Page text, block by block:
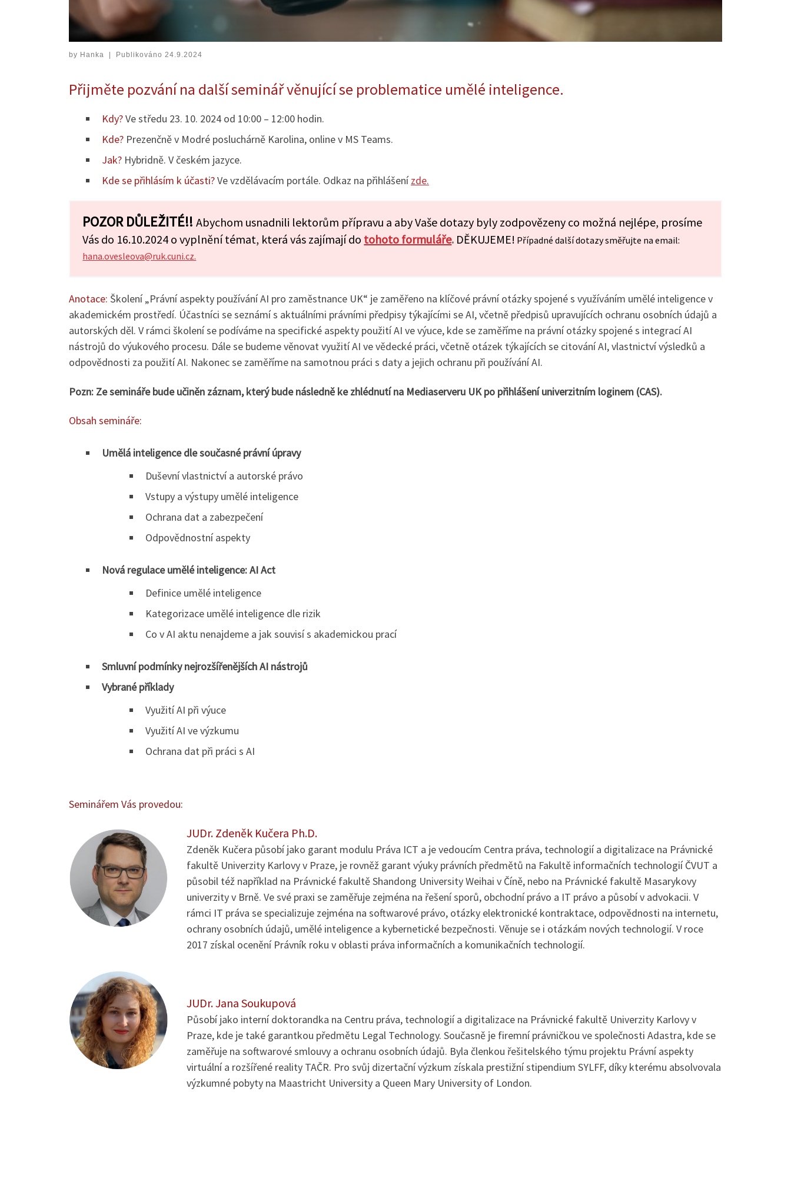
by Hanka Publikováno 24.9.2024
Přijměte pozvání na další seminář věnující se problematice umělé inteligence.
Kdy?Ve středu 23. 10. 2024 od 10:00 – 12:00 hodin.
Kde? Prezenčně v Modré posluchárně Karolina, online v MS Teams.
Jak? Hybridně. V českém jazyce.
Kde se přihlásím k účasti?Ve vzdělávacím portále. Odkaz na přihlášenízde.
POZOR DŮLEŽITÉ!! Abychom usnadnili lektorům přípravu a aby Vaše dotazy byly zodpovězeny co možná nejlépe, prosíme
Vás do 16.10.2024 o vyplnění témat, která vás zajímají do tohoto formuláře. DĚKUJEME! Případné další dotazy směřujte na email:
hana.ovesleova@ruk.cuni.cz.
Anotace: Školení „Právní aspekty používání AI pro zaměstnance UK“ je zaměřeno na klíčové právní otázky spojené s využíváním umělé inteligence v
akademickém prostředí. Účastníci se seznámí s aktuálními právními předpisy týkajícími se AI, včetně předpisů upravujících ochranu osobních údajů a
autorských děl. V rámci školení se podíváme na specifické aspekty použití AI ve výuce, kde se zaměříme na právní otázky spojené s integrací AI
nástrojů do výukového procesu. Dále se budeme věnovat využití AI ve vědecké práci, včetně otázek týkajících se citování AI, vlastnictví výsledků a
odpovědnosti za použití AI. Nakonec se zaměříme na samotnou práci s daty a jejich ochranu při používání AI.
Pozn: Ze semináře bude učiněn záznam, který bude následně ke zhlédnutí na Mediaserveru UK po přihlášení univerzitním loginem (CAS).
Obsah semináře:
Umělá inteligence dle současné právní úpravy
Duševní vlastnictví a autorské právo
Vstupy a výstupy umělé inteligence
Ochrana dat a zabezpečení
Odpovědnostní aspekty
Nová regulace umělé inteligence: AI Act
Definice umělé inteligence
Kategorizace umělé inteligence dle rizik
Co v AI aktu nenajdeme a jak souvisí s akademickou prací
Smluvní podmínky nejrozšířenějších AI nástrojů
Vybrané příklady
Využití AI při výuce
Využití AI ve výzkumu
Ochrana dat při práci s AI
Seminářem Vás provedou:
JUDr. Zdeněk Kučera Ph.D.
Zdeněk Kučera působí jako garant modulu Práva ICT a je vedoucím Centra práva, technologií a digitalizace na Právnické
fakultě Univerzity Karlovy v Praze, je rovněž garant výuky právních předmětů na Fakultě informačních technologií ČVUT a
působil též například na Právnické fakultě Shandong University Weihai v Číně, nebo na Právnické fakultě Masarykovy
univerzity v Brně. Ve své praxi se zaměřuje zejména na řešení sporů, obchodní právo a IT právo a působí v advokacii. V
rámci IT práva se specializuje zejména na softwarové právo, otázky elektronické kontraktace, odpovědnosti na internetu,
ochrany osobních údajů, umělé inteligence a kybernetické bezpečnosti. Věnuje se i otázkám nových technologií. V roce
2017 získal ocenění Právník roku v oblasti práva informačních a komunikačních technologií.
JUDr. Jana Soukupová
Působí jako interní doktorandka na Centru práva, technologií a digitalizace na Právnické fakultě Univerzity Karlovy v
Praze, kde je také garantkou předmětu Legal Technology. Současně je firemní právničkou ve společnosti Adastra, kde se
zaměřuje na softwarové smlouvy a ochranu osobních údajů. Byla členkou řešitelského týmu projektu Právní aspekty
virtuální a rozšířené reality TAČR. Pro svůj dizertační výzkum získala prestižní stipendium SYLFF, díky kterému absolvovala
výzkumné pobyty na Maastricht University a Queen Mary University of London.